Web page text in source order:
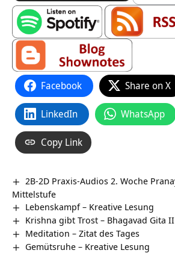
Facebook Share on X
LinkedIn WhatsApp
Copy Link
2B-2D Praxis-Audios 2. Woche
Mittelstufe
Lebenskampf – Kreative Lesung
Krishna gibt Trost – Bhagavad Gita
Meditation – Zitat des Tages
Gemütsruhe – Kreative Lesung